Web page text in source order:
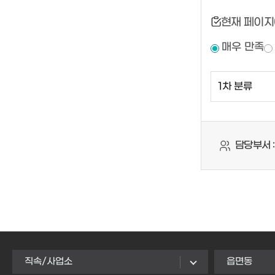
현재 페이
매우 만족
담당부서 :
직속/사업소 읍면동